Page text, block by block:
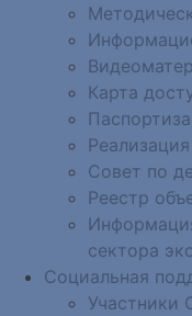
Карта
Совет по
Реестр
сектора
Социальная
Участники